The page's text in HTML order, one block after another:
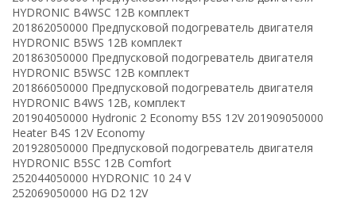
HYDRONIC B4WSС 12В комплект
201862050000 Предпусковой подогреватель двигателя
HYDRONIC B5WS 12В комплект
201863050000 Предпусковой подогреватель двигателя
HYDRONIC B5WSC 12В комплект
201866050000 Предпусковой подогреватель двигателя
HYDRONIC B4WS 12В, комплект
201904050000 Hydronic 2 Economy B5S 12V 201909050000
Heater B4S 12V Economy
201928050000 Предпусковой подогреватель двигателя
HYDRONIC B5SC 12В Comfort
252044050000 HYDRONIC 10 24 V
252069050000 HG D2 12V